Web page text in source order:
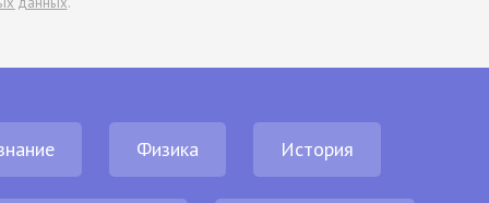
Физика История